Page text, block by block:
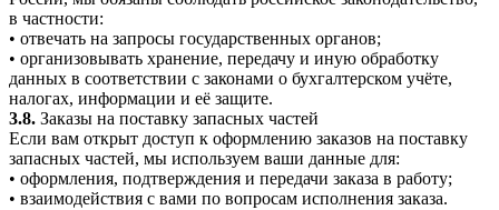
в частности:
• отвечать на запросы государственных органов;
• организовывать хранение, передачу и иную обработку
данных в соответствии с законами о бухгалтерском учёте,
налогах, информации и её защите.
3.8. Заказы на поставку запасных частей
Если вам открыт доступ к оформлению заказов на поставку
запасных частей, мы используем ваши данные для:
• оформления, подтверждения и передачи заказа в работу;
• взаимодействия с вами по вопросам исполнения заказа.